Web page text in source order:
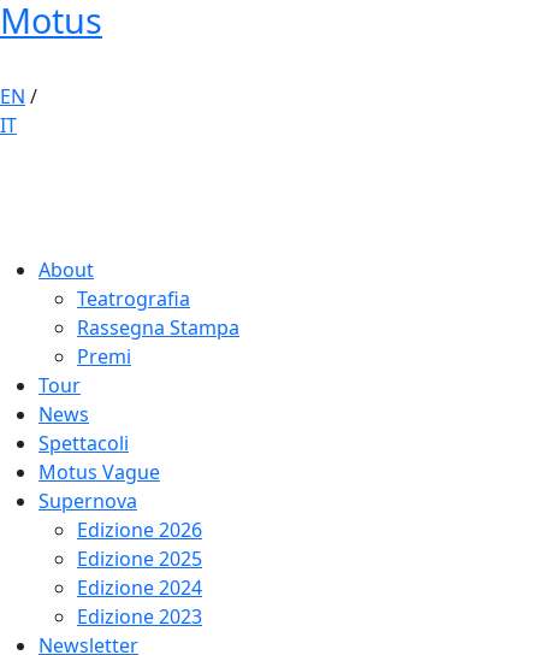
Motus
EN /
IT
About
Teatrografia
Rassegna Stampa
Premi
Tour
News
Spettacoli
Motus Vague
Supernova
Edizione 2026
Edizione 2025
Edizione 2024
Edizione 2023
Newsletter